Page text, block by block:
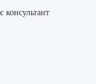
консультант